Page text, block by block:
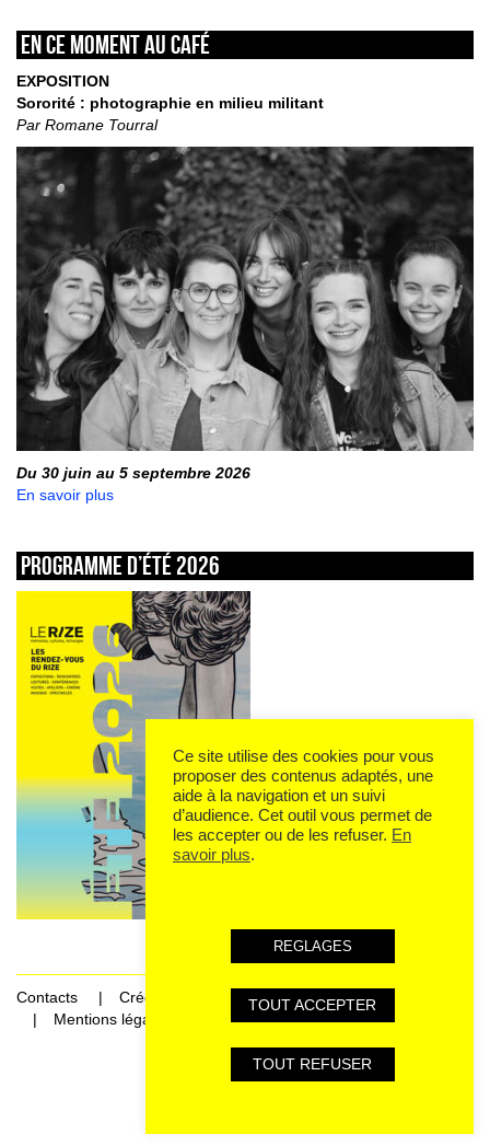
En ce moment au café
EXPOSITION
Sororité : photographie en milieu militant
Par Romane Tourral
Du 30 juin au 5 septembre 2026
En savoir plus
Programme d’été 2026
Contacts
Crédits
Mentions légales et données personnelles
Ce site utilise des cookies pour vous
proposer des contenus adaptés, une
aide à la navigation et un suivi
d’audience. Cet outil vous permet de
les accepter ou de les refuser. En
savoir plus.
REGLAGES
TOUT ACCEPTER
TOUT REFUSER